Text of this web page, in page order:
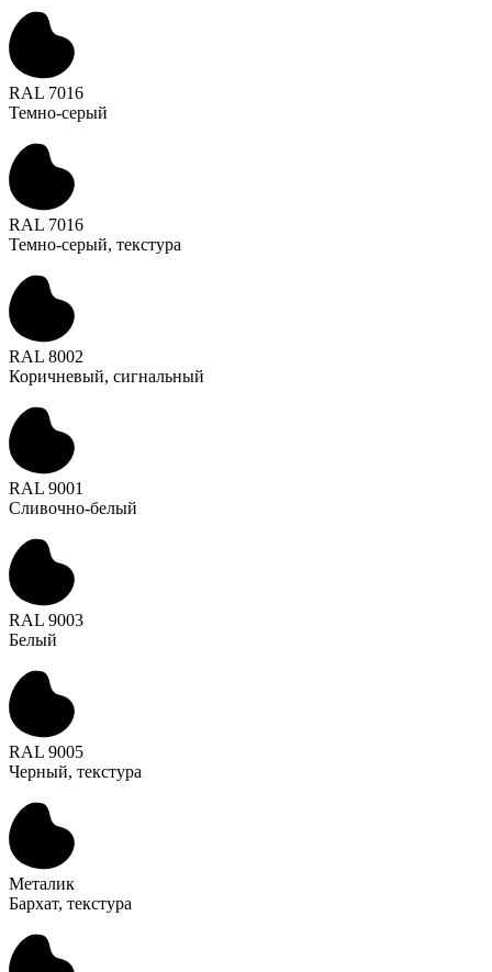
RAL 7016
Темно-серый
RAL 7016
Темно-серый, текстура
RAL 8002
Коричневый, сигнальный
RAL 9001
Сливочно-белый
RAL 9003
Белый
RAL 9005
Черный, текстура
Металик
Бархат, текстура